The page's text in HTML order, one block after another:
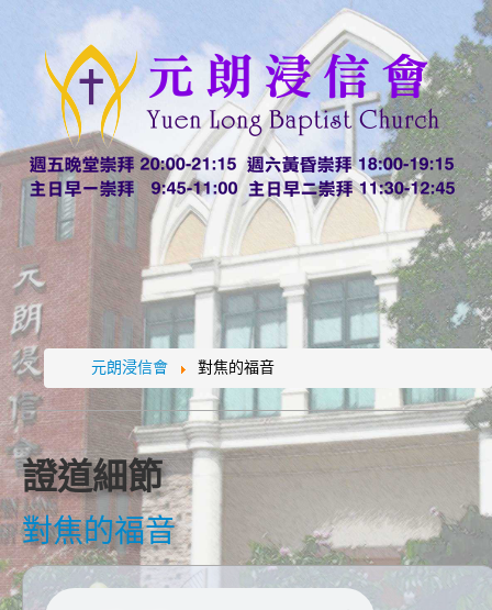
元朗浸信會 對焦的福音
證道細節
對焦的福音